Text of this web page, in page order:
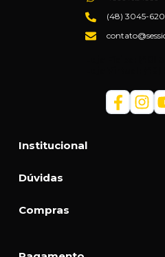
Institucional
Dúvidas
Compras
(48) 3045-